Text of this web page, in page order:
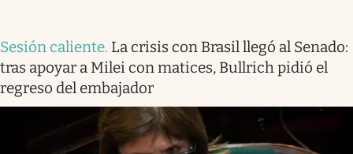
Sesión caliente. La crisis con Brasil llegó al Senado:
tras apoyar a Milei con matices, Bullrich pidió el
regreso del embajador